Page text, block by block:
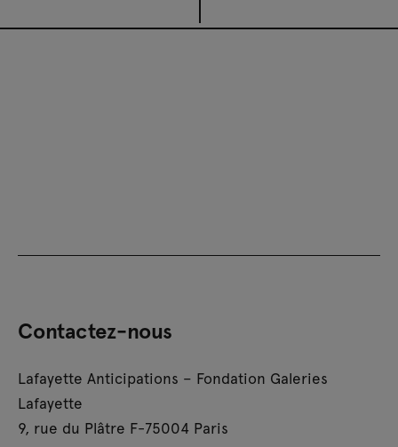
Contactez-nous
Lafayette Anticipations – Fondation Galeries
Lafayette
9, rue du Plâtre F-75004 Paris